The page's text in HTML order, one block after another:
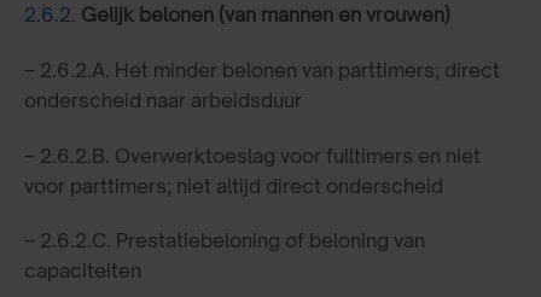
2.6.2. Gelijk belonen (van mannen en vrouwen)
– 2.6.2.A. Het minder belonen van parttimers; direct
onderscheid naar arbeidsduur
– 2.6.2.B. Overwerktoeslag voor fulltimers en niet
voor parttimers; niet altijd direct onderscheid
– 2.6.2.C. Prestatiebeloning of beloning van
capaciteiten